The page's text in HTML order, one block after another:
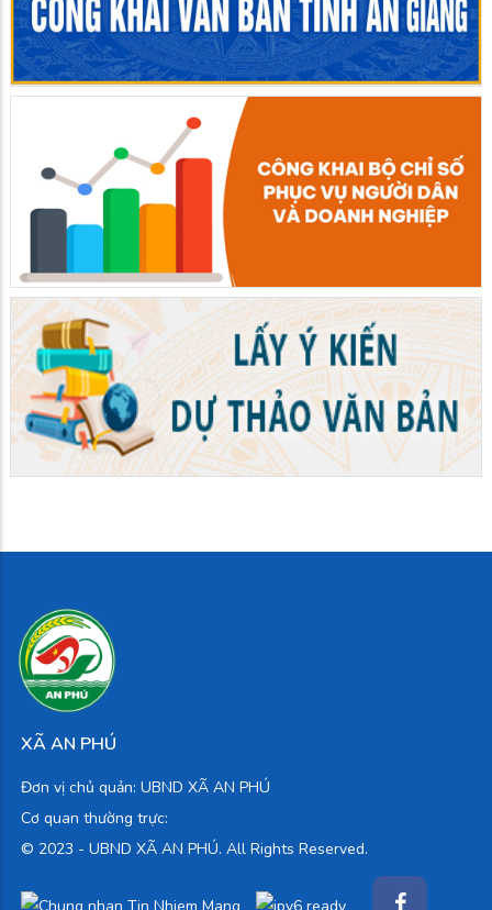
XÃ AN PHÚ
Đơn vị chủ quản: UBND XÃ AN PHÚ
Cơ quan thường trực:
© 2023 - UBND XÃ AN PHÚ. All Rights Reserved.